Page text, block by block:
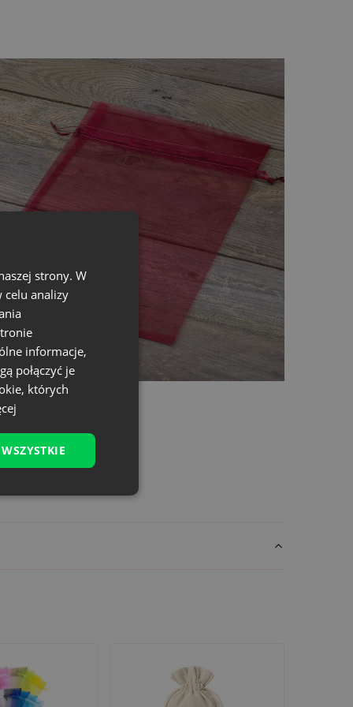
logo, przez hasła promocyjne, aż po
charakter i staje się integralną
rozmiaru, jak i specyfikacji
strony. W
celu analizy
informacje,
połączyć je
których